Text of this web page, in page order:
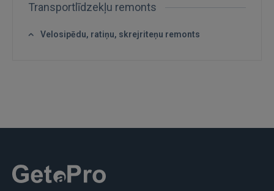
Transportlīdzekļu remonts
Velosipēdu, ratiņu, skrejriteņu remonts